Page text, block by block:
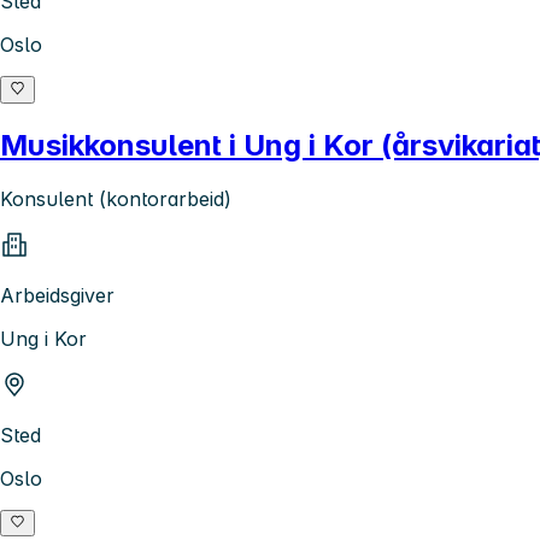
Oslo
Musikkonsulent i Ung i Kor
Konsulent (kontorarbeid)
Arbeidsgiver
Ung i Kor
Sted
Oslo